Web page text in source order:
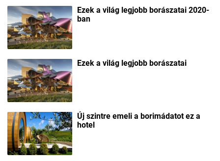
Ezek a világ legjobb borászatai 2020-
ban
Ezek a világ legjobb borászatai
Új szintre emeli a borimádatot ez a
hotel